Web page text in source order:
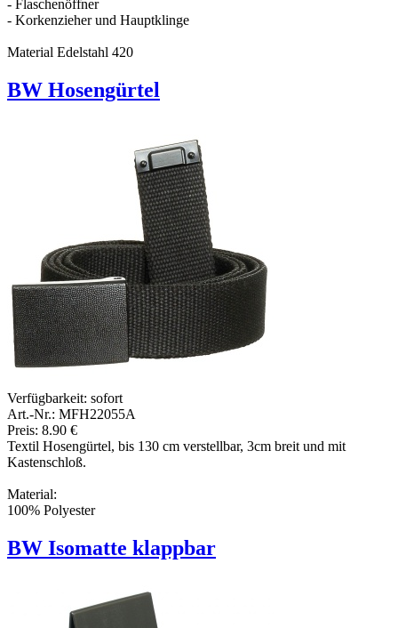
- Flaschenöffner
- Korkenzieher und Hauptklinge
Material Edelstahl 420
BW Hosengürtel
Verfügbarkeit: sofort
Art.-Nr.: MFH22055A
Preis: 8.90 €
Textil Hosengürtel, bis 130 cm verstellbar, 3cm breit und mit
Kastenschloß.
Material:
100% Polyester
BW Isomatte klappbar